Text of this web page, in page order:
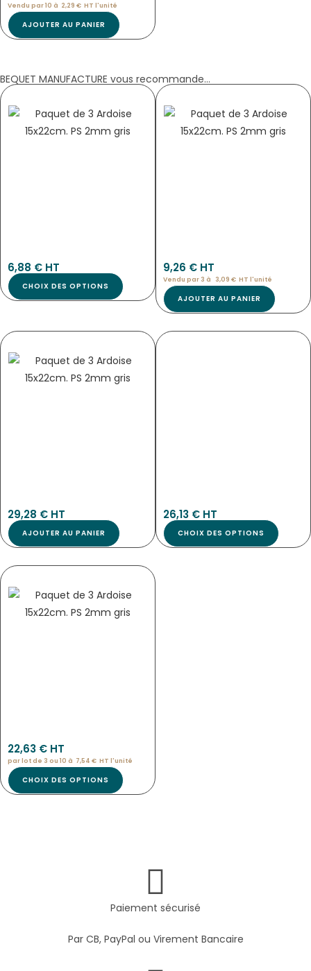
Vendu par 10 à 2,29 € HT l'unité
AJOUTER AU PANIER
BEQUET MANUFACTURE vous recommande...
6,88 € HT
CHOIX DES OPTIONS
9,26 € HT
Vendu par 3 à 3,09 € HT l'unité
AJOUTER AU PANIER
29,28 € HT
AJOUTER AU PANIER
PANNEAU DE TARIF BOUCHERIE « TONIO »
26,13 € HT
CHOIX DES OPTIONS
22,63 € HT
par lot de 3 ou 10 à 7,54 € HT l'unité
CHOIX DES OPTIONS
Paiement sécurisé
Par CB, PayPal ou Virement Bancaire